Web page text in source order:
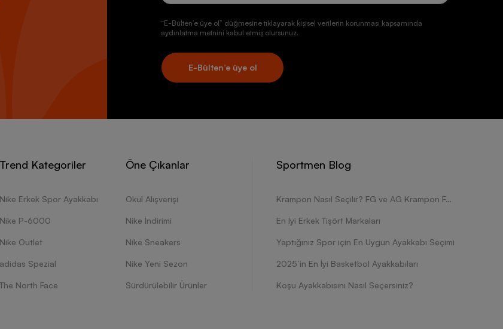
“E-Bülten’e üye ol” düğmesine tıklayarak kişisel verilerin korunması kapsamında
aydınlatma metnini kabul etmiş olursunuz.
E-Bülten’e üye ol
Trend Kategoriler
Nike Erkek Spor Ayakkabı
Nike P-6000
Nike Outlet
adidas Spezial
The North Face
Öne Çıkanlar
Okul Alışverişi
Nike İndirimi
Nike Sneakers
Nike Yeni Sezon
Sürdürülebilir Ürünler
Sportmen Blog
Krampon Nasıl Seçilir? FG ve AG Krampon Farkları Nelerdir?
En İyi Erkek Tişört Markaları
Yaptığınız Spor için En Uygun Ayakkabı Seçimi
2025’in En İyi Basketbol Ayakkabıları
Koşu Ayakkabısını Nasıl Seçersiniz?